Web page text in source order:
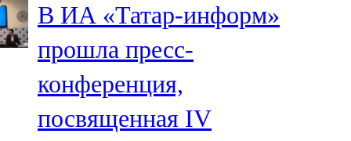
Теләче
106,1 FM
Түбән Кама
102,6 FM
В ИА «Татар-информ»
прошла пресс-
конференция,
посвященная IV